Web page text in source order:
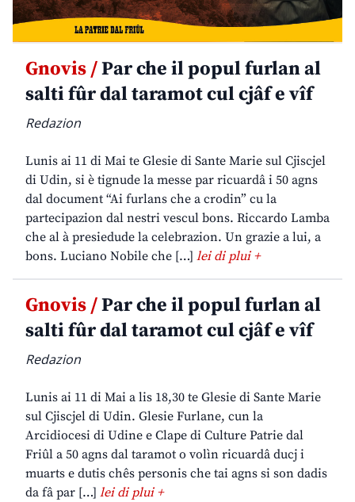
Gnovis /Par che il popul furlan al
salti fûr dal taramot cul cjâf e vîf
Redazion
Lunis ai 11 di Mai te Glesie di Sante Marie sul Cjiscjel
di Udin, si è tignude la messe par ricuardâ i 50 agns
dal document “Ai furlans che a crodin” cu la
partecipazion dal nestri vescul bons. Riccardo Lamba
che al à presiedude la celebrazion. Un grazie a lui, a
bons. Luciano Nobile che […] lei di plui +
Gnovis /Par che il popul furlan al
salti fûr dal taramot cul cjâf e vîf
Redazion
Lunis ai 11 di Mai a lis 18,30 te Glesie di Sante Marie
sul Cjiscjel di Udin. Glesie Furlane, cun la
Arcidiocesi di Udine e Clape di Culture Patrie dal
Friûl a 50 agns dal taramot o volìn ricuardâ ducj i
muarts e dutis chês personis che tai agns si son dadis
da fâ par […] lei di plui +